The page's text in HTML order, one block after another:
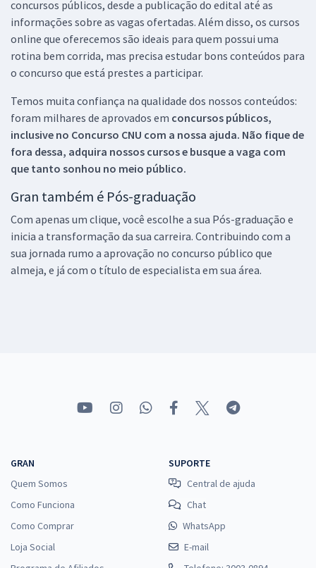
concursos públicos, desde a publicação do edital até as
informações sobre as vagas ofertadas. Além disso, os cursos
online que oferecemos são ideais para quem possui uma
rotina bem corrida, mas precisa estudar bons conteúdos para
o concurso que está prestes a participar.
Temos muita confiança na qualidade dos nossos conteúdos:
foram milhares de aprovados em concursos públicos,
inclusive no Concurso CNU com a nossa ajuda. Não fique de
fora dessa, adquira nossos cursos e busque a vaga com
que tanto sonhou no meio público.
Gran também é Pós-graduação
Com apenas um clique, você escolhe a sua Pós-graduação e
inicia a transformação da sua carreira. Contribuindo com a
sua jornada rumo a aprovação no concurso público que
almeja, e já com o título de especialista em sua área.
GRAN
Quem Somos
Como Funciona
Como Comprar
Loja Social
SUPORTE
Central de ajuda
Chat
WhatsApp
E-mail